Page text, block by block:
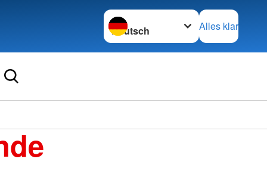
Sprache wechseln zu
Alles klar